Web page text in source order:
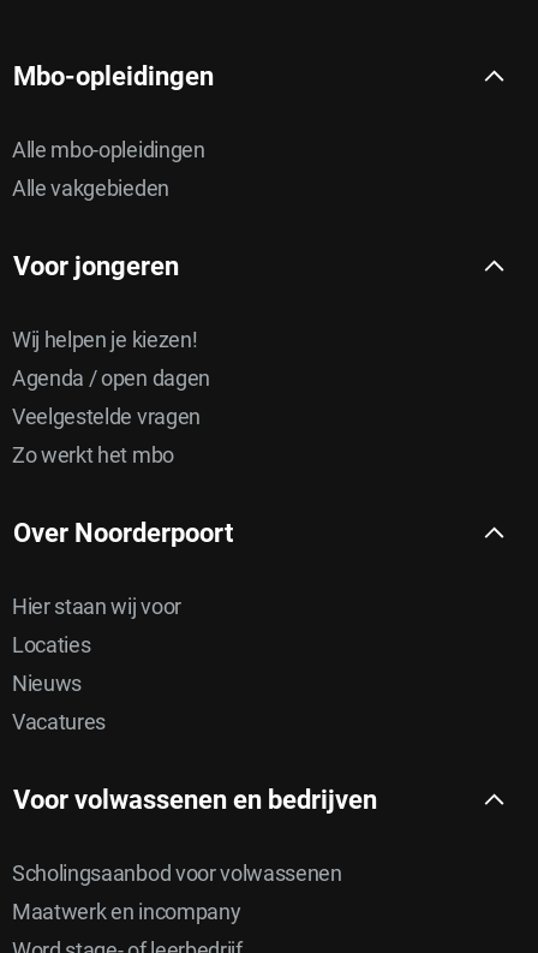
Mbo-opleidingen
Alle mbo-opleidingen
Alle vakgebieden
Voor jongeren
Wij helpen je kiezen!
Agenda / open dagen
Veelgestelde vragen
Zo werkt het mbo
Over Noorderpoort
Hier staan wij voor
Locaties
Nieuws
Vacatures
Voor volwassenen en bedrijven
Scholingsaanbod voor volwassenen
Maatwerk en incompany